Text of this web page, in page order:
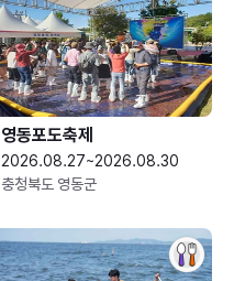
영동포도축제
2026.08.27~2026.08.30
충청북도 영동군